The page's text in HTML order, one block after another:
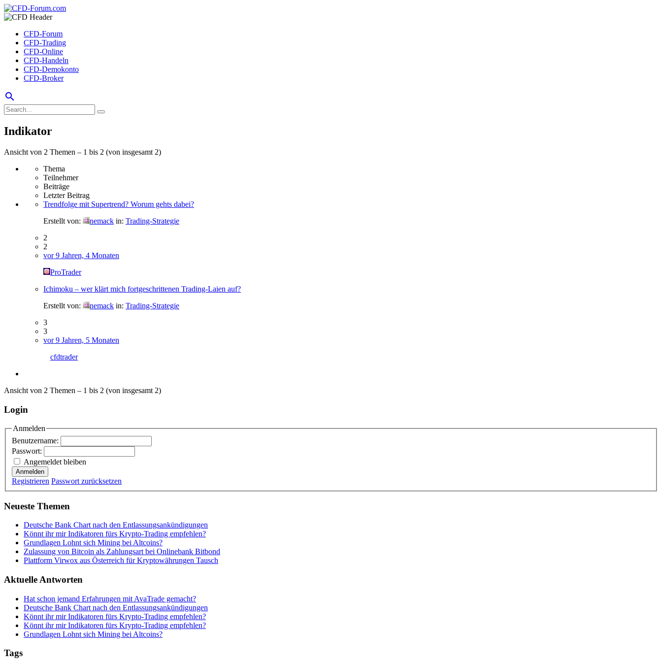
CFD-Forum
CFD-Trading
CFD-Online
CFD-Handeln
CFD-Demokonto
CFD-Broker
search
Indikator
Ansicht von 2 Themen – 1 bis 2 (von insgesamt 2)
Thema
Teilnehmer
Beiträge
Letzter Beitrag
Trendfolge mit Supertrend? Worum gehts dabei?
Erstellt von:
nemack in: Trading-Strategie
2
2
vor 9 Jahren, 4 Monaten
ProTrader
Ichimoku – wer klärt mich fortgeschrittenen Trading-Laien auf?
Erstellt von:
nemack in: Trading-Strategie
3
3
vor 9 Jahren, 5 Monaten
cfdtrader
Ansicht von 2 Themen – 1 bis 2 (von insgesamt 2)
Login
Anmelden
Benutzername:
Passwort:
Angemeldet bleiben
Anmelden
Registrieren Passwort zurücksetzen
Neueste Themen
Deutsche Bank Chart nach den Entlassungsankündigungen
Könnt ihr mir Indikatoren fürs Krypto-Trading empfehlen?
Grundlagen Lohnt sich Mining bei Altcoins?
Zulassung von Bitcoin als Zahlungsart bei Onlinebank Bitbond
Plattform Virwox aus Österreich für Kryptowährungen Tausch
Aktuelle Antworten
Hat schon jemand Erfahrungen mit AvaTrade gemacht?
Deutsche Bank Chart nach den Entlassungsankündigungen
Könnt ihr mir Indikatoren fürs Krypto-Trading empfehlen?
Könnt ihr mir Indikatoren fürs Krypto-Trading empfehlen?
Grundlagen Lohnt sich Mining bei Altcoins?
Tags